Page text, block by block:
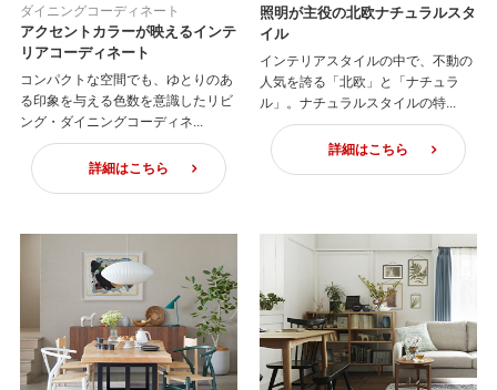
ダイニングコーディネート
アクセントカラーが映えるインテ
リアコーディネート
コンパクトな空間でも、ゆとりのあ
る印象を与える色数を意識したリビ
ング・ダイニングコーディネ...
詳細はこちら
照明が主役の北欧ナチュラルスタ
イル
インテリアスタイルの中で、不動の
人気を誇る「北欧」と「ナチュラ
ル」。ナチュラルスタイルの特...
詳細はこちら